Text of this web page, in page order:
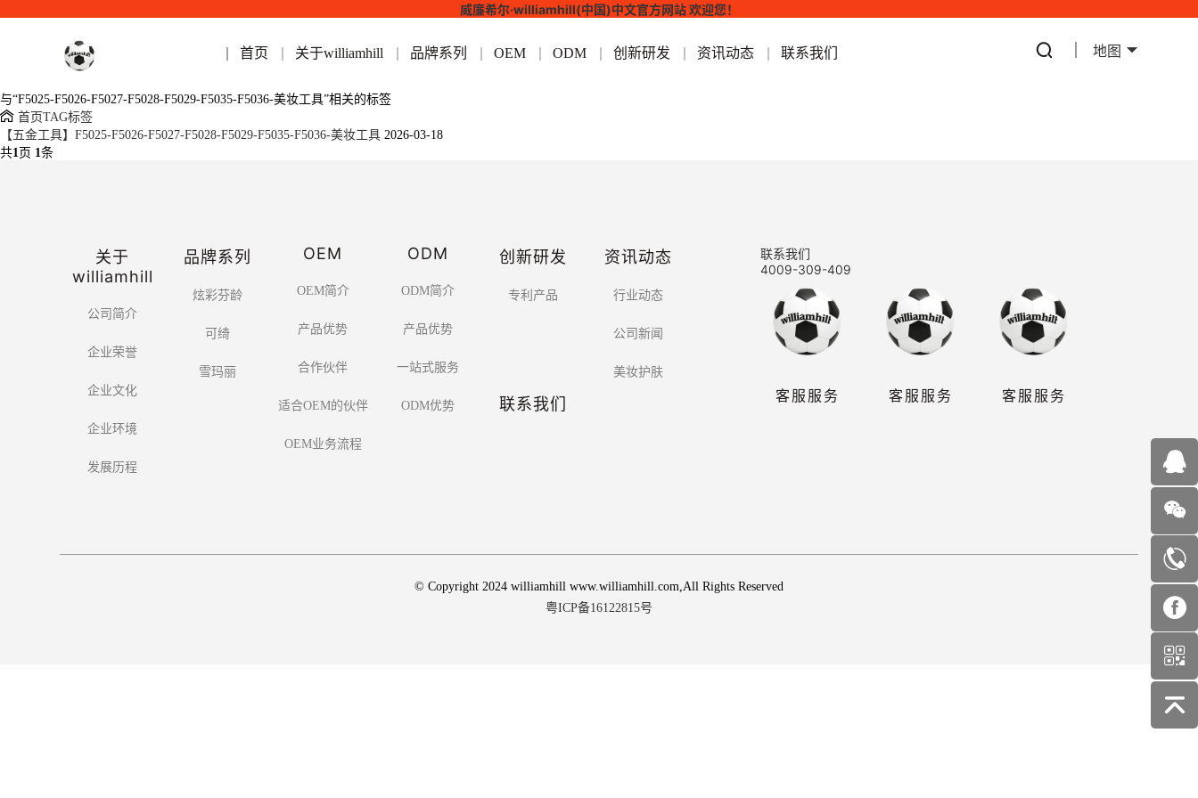
威廉希尔·williamhill(中国)中文官方网站 欢迎您！
首页 关于williamhill 品牌系列 OEM ODM 创新研发 资讯动态 联系我们 地图
与“F5025-F5026-F5027-F5028-F5029-F5035-F5036-美妆工具”相关的标签
首页TAG标签
【五金工具】F5025-F5026-F5027-F5028-F5029-F5035-F5036-美妆工具 2026-03-18
共1页 1条
关于
williamhill
公司简介
企业荣誉
企业文化
企业环境
发展历程
品牌系列
炫彩芬龄
可绮
雪玛丽
OEM
OEM简介
产品优势
合作伙伴
适合OEM的伙伴
OEM业务流程
ODM
ODM简介
产品优势
一站式服务
ODM优势
创新研发
专利产品
资讯动态
行业动态
公司新闻
美妆护肤
联系我们
联系我们
4009-309-409
客服服务 客服服务 客服服务
© Copyright 2024 williamhill www.williamhill.com,All Rights Reserved
粤ICP备16122815号